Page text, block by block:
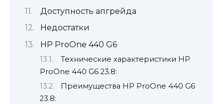
Доступность апгрейда
Недостатки
HP ProOne 440 G6
Технические характеристики HP
ProOne 440 G6 23.8:
Преимущества HP ProOne 440 G6
23.8: